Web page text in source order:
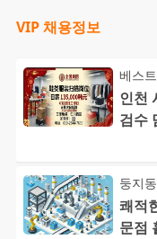
VIP 채용정보
베스
인천
검수
둥지
쾌적
문점